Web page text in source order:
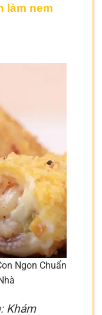
làm nem
Ngon Chuẩn
Khám